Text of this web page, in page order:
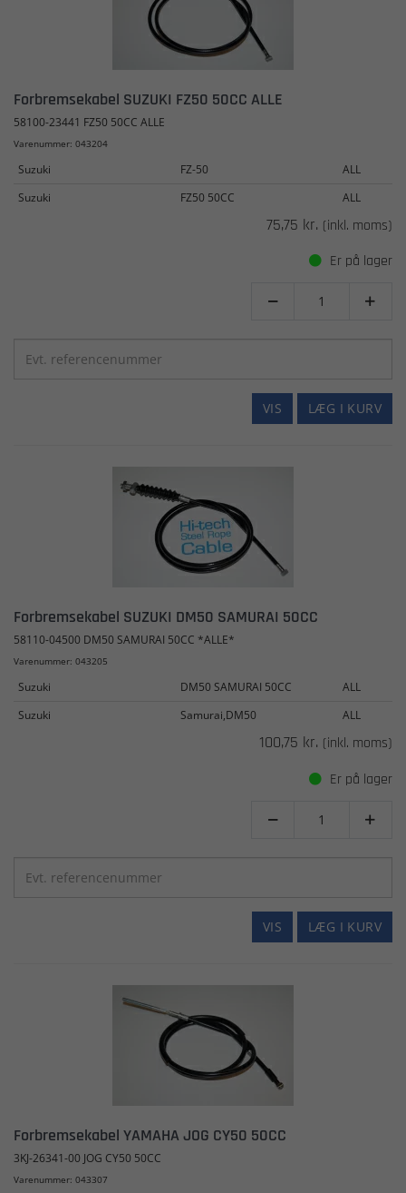
Forbremsekabel SUZUKI FZ50 50CC ALLE
58100-23441 FZ50 50CC ALLE
Varenummer: 043204
Suzuki FZ-50
ALL
Suzuki
FZ50 50CC ALL
75,75 kr. (inkl. moms)
Er på lager
 
LÆG I KURV
VIS
Forbremsekabel SUZUKI DM50 SAMURAI 50CC
58110-04500 DM50 SAMURAI 50CC *ALLE*
Varenummer: 043205
Suzuki DM50 SAMURAI 50CC
ALL
Suzuki
Samurai,DM50 ALL
100,75 kr. (inkl. moms)
Er på lager
 
LÆG I KURV
VIS
Forbremsekabel YAMAHA JOG CY50 50CC
3KJ-26341-00 JOG CY50 50CC
Varenummer: 043307